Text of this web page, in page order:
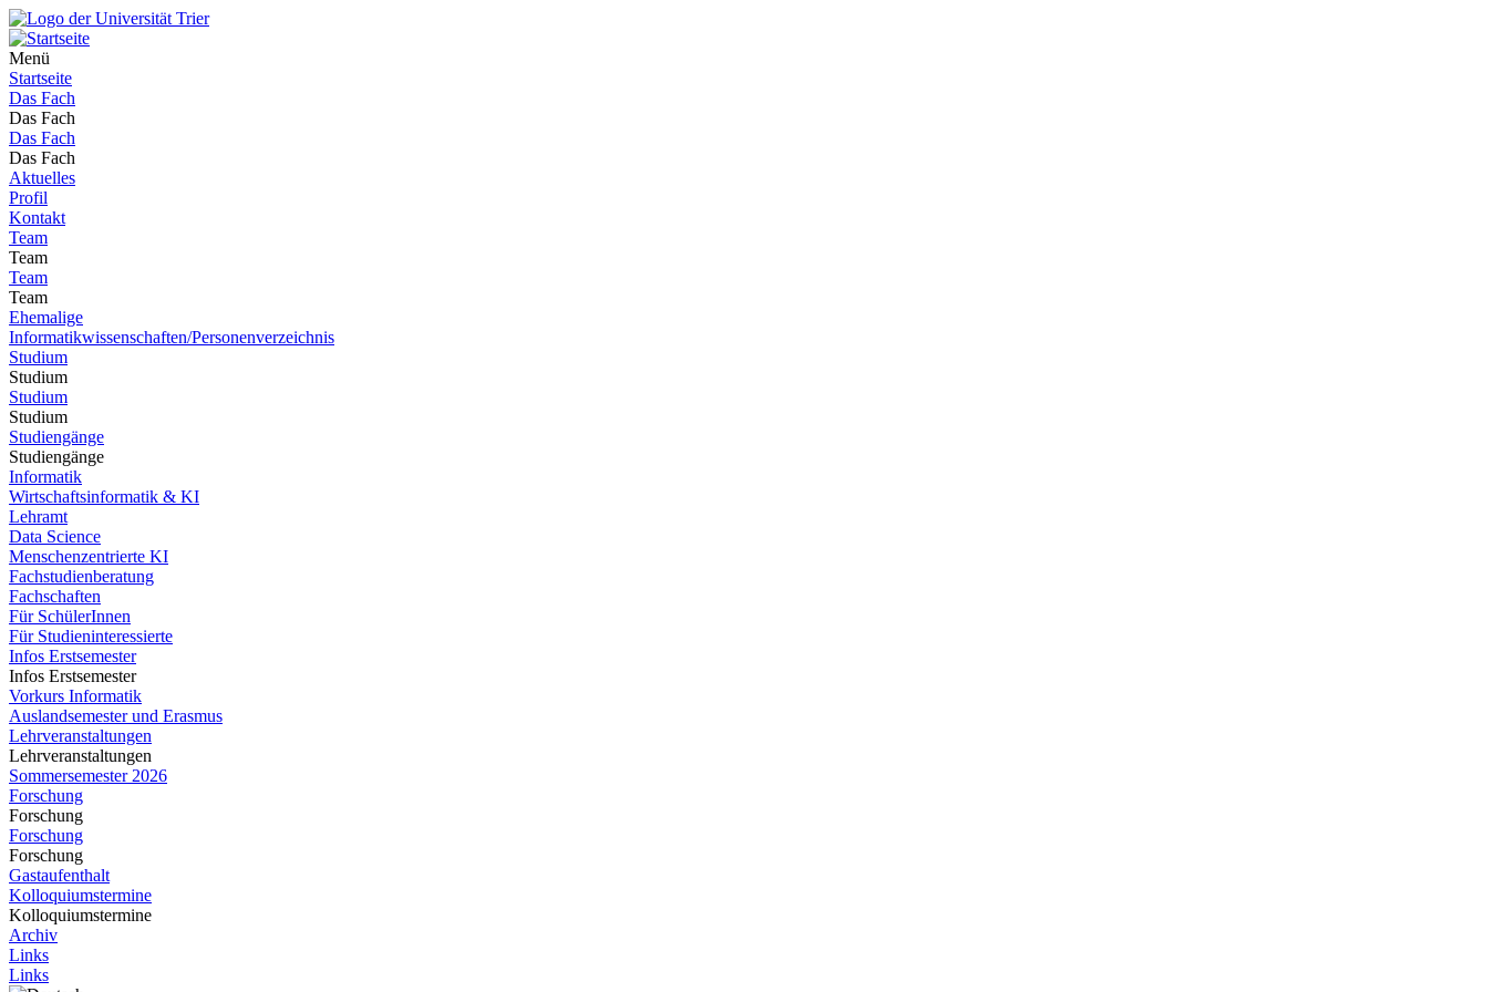
Menü
Startseite
Das Fach
Das Fach
Das Fach
Das Fach
Aktuelles
Profil
Kontakt
Team
Team
Team
Team
Ehemalige
Informatikwissenschaften/Personenverzeichnis
Studium
Studium
Studium
Studium
Studiengänge
Studiengänge
Informatik
Wirtschaftsinformatik & KI
Lehramt
Data Science
Menschenzentrierte KI
Fachstudienberatung
Fachschaften
Für SchülerInnen
Für Studieninteressierte
Infos Erstsemester
Infos Erstsemester
Vorkurs Informatik
Auslandsemester und Erasmus
Lehrveranstaltungen
Lehrveranstaltungen
Sommersemester 2026
Forschung
Forschung
Forschung
Forschung
Gastaufenthalt
Kolloquiumstermine
Kolloquiumstermine
Archiv
Links
Links